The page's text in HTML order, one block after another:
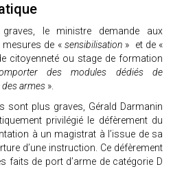
le ministre demande aux
de « sensibilisation» et de «
citoyenneté ou stage de formation
des modules dédiés de
des armes ».
sont plus graves, Gérald Darmanin
privilégié le défèrement du
à un magistrat à l’issue de sa
d’une instruction. Ce défèrement
faits de port d’arme de catégorie D